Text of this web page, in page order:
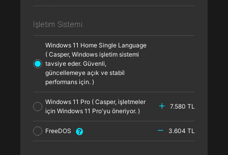
İşletim Sistemi
Windows 11 Home Single Language
( Casper, Windows işletim sistemi
tavsiye eder. Güvenli,
güncellemeye açık ve stabil
performans için. )
Windows 11 Pro ( Casper, işletmeler
için Windows 11 Pro'yu öneriyor. )
7.580 TL
FreeDOS 3.604 TL